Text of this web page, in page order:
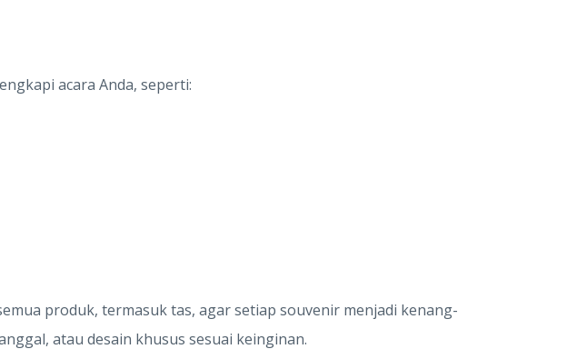
acara Anda, seperti:
produk, termasuk tas, agar setiap souvenir menjadi kenang-
atau desain khusus sesuai keinginan.